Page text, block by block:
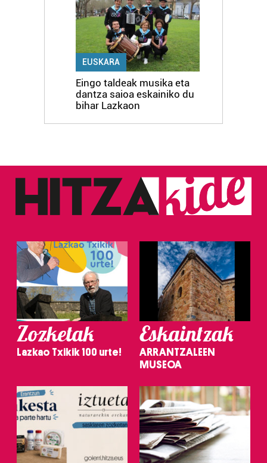
EUSKARA
Eingo taldeak musika eta
dantza saioa eskainiko du
bihar Lazkaon
Zozketak
Lazkao Txikik 100 urte!
Eskaintzak
ARRANTZALEEN
MUSEOA